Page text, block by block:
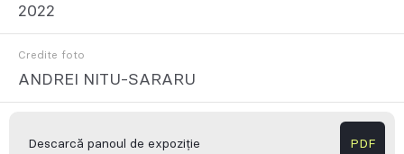
2022
Credite foto
ANDREI NITU-SARARU
Descarcă panoul de expoziție PDF